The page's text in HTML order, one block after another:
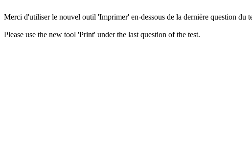
Merci d'utiliser le nouvel outil 'Imprimer' en-dessous de la dernière question du
Please use the new tool 'Print' under the last question of the test.